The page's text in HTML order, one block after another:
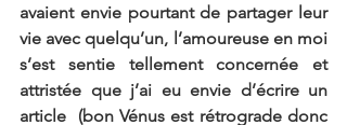
avaient envie pourtant de partager leur
vie avec quelqu’un, l’amoureuse en moi
s’est sentie tellement concernée et
attristée que j’ai eu envie d’écrire un
article  (bon Vénus est rétrograde donc